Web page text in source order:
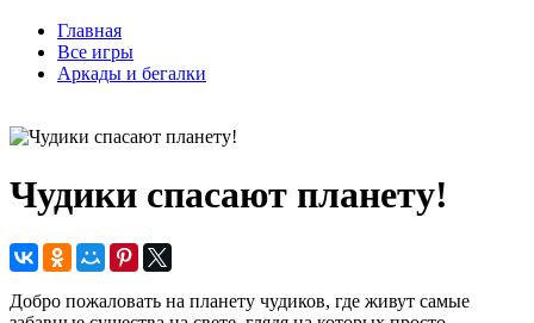
Главная
Все игры
Аркады и бегалки
Чудики спасают планету!
Добро пожаловать на планету чудиков, где живут самые